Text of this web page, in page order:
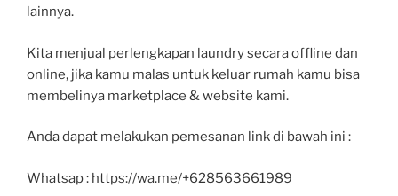
lainnya.
Kita menjual perlengkapan laundry secara offline dan
online, jika kamu malas untuk keluar rumah kamu bisa
membelinya marketplace & website kami.
Anda dapat melakukan pemesanan link di bawah ini :
Whatsap : https://wa.me/+628563661989